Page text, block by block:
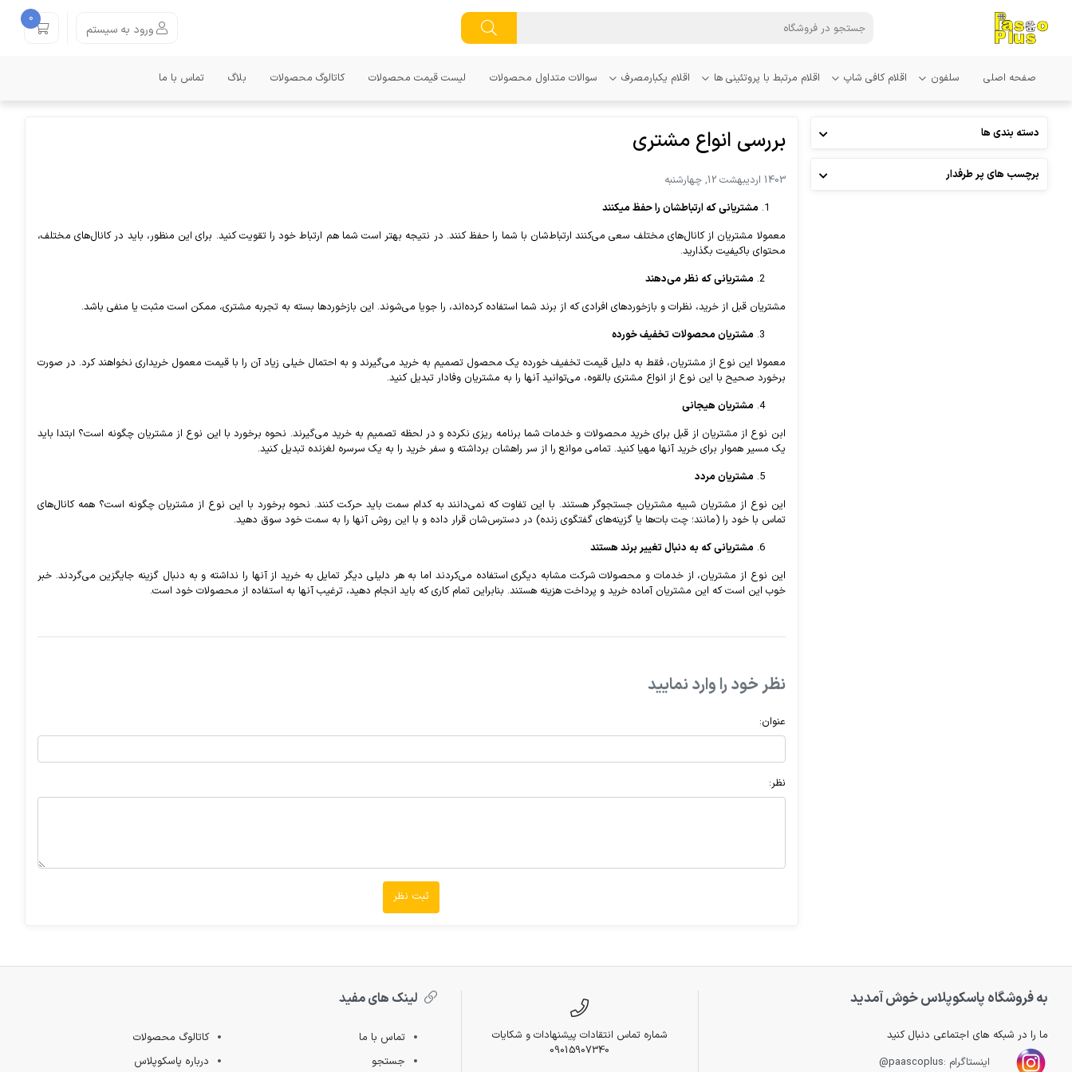
ورود به سیستم
0
صفحه اصلی سلفون اقلام کافی شاپ اقلام مرتبط با پروتئینی ها اقلام یکبارمصرف سوالات متداول محصولات لیست قیمت محصولات کاتالوگ محصولات بلاگ تماس با ما
دسته بندی ها
برچسب های پر طرفدار
بررسی انواع مشتری
1403 اردیبهشت 12, چهارشنبه
مشتریانی که ارتباطشان را حفظ میکنند
معمولا مشتریان از کانال‌های مختلف سعی می‌کنند ارتباط‌‌شان با شما را حفظ کنند. در نتیجه بهتر است شما هم ارتباط خود را تقویت کنید. برای این منظور، باید در کانال‌های مختلف،
محتوای باکیفیت بگذارید.
مشتریانی که نظر می‌دهند
مشتریان قبل از خرید، نظرات و بازخوردهای افرادی که از برند شما استفاده کرده‌اند، را جویا می‌شوند. این بازخوردها بسته به تجربه مشتری، ممکن است مثبت یا منفی باشد.
مشتریان محصولات تخفیف خورده
معمولا این نوع از مشتریان، فقط به دلیل قیمت تخفیف خورده یک محصول تصمیم به خرید می‌گیرند و به احتمال خیلی زیاد آن را با قیمت معمول خریداری نخواهند کرد. در صورت
برخورد صحیح با این نوع از انواع مشتری بالقوه، می‌توانید آنها را به مشتریان وفادار تبدیل کنید.
مشتریان هیجانی
ابن نوع از مشتریان از قبل برای خرید محصولات و خدمات شما برنامه ریزی نکرده‌ و در لحظه تصمیم به خرید می‌گیرند. نحوه برخورد با این نوع از مشتریان چگونه است؟ ابتدا باید
یک مسیر هموار برای خرید آنها مهیا کنید. تمامی موانع را از سر راهشان برداشته و سفر خرید را به یک سرسره لغزنده تبدیل کنید.
مشتریان مردد
این نوع از مشتریان شبیه مشتریان جستجوگر هستند. با این تفاوت که نمی‌دانند به کدام سمت باید حرکت کنند. نحوه برخورد با این نوع از مشتریان چگونه است؟ همه کانال‌های
تماس با خود را (مانند؛ چت بات‌ها یا گزینه‌های گفتگوی زنده) در دسترس‌شان قرار داده و با این روش آنها را به سمت خود سوق دهید.
مشتریانی که به دنبال تغییر برند هستند
این نوع از مشتریان، از خدمات و محصولات شرکت مشابه دیگری استفاده می‌کردند اما به هر دلیلی دیگر تمایل به خرید از آنها را نداشته و به دنبال گزینه جایگزین می‌گردند. خبر
خوب این است که این مشتریان آماده خرید و پرداخت هزینه هستند. بنابراین تمام کاری که باید انجام دهید، ترغیب آنها به استفاده از محصولات خود است.
نظر خود را وارد نمایید
عنوان:
نظر:
ثبت نظر
به فروشگاه پاسکوپلاس خوش آمدید
ما را در شبکه های اجتماعی دنبال کنید
اینستاگرام :paascoplus@
شماره تماس انتقادات پیشنهادات و شکایات
09015907340
لینک های مفید
تماس با ما
جستجو
کاتالوگ محصولات
درباره پاسکوپلاس